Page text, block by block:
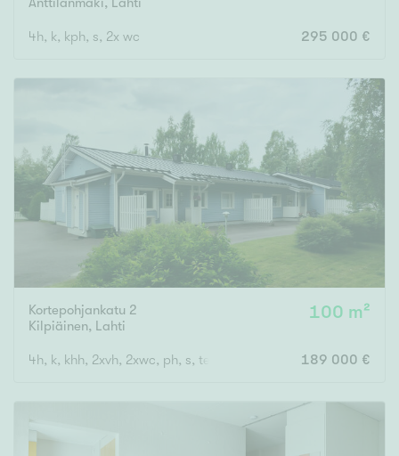
4h, k, kph, s, 2x wc 295 000 €
Kortepohjankatu 2
Kilpiäinen, Lahti
100 m²
4h, k, khh, 2xvh, 2xwc, ph, s, terassi, autokatos.189 000 €